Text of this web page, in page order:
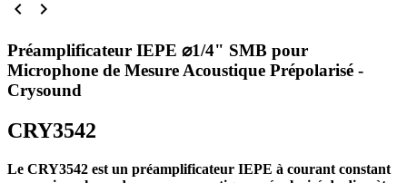
 
Préamplificateur IEPE ⌀1/4" SMB pour
Microphone de Mesure Acoustique Prépolarisé -
Crysound
CRY3542
Le CRY3542 est un préamplificateur IEPE à courant constant